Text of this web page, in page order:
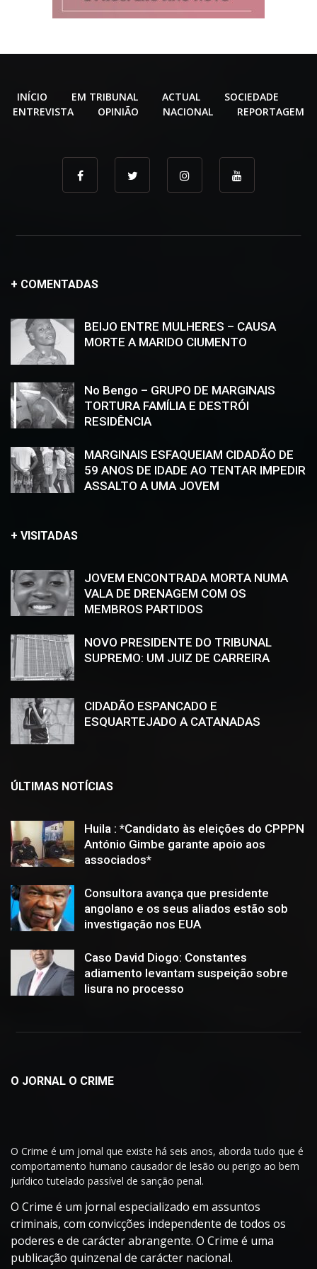
INÍCIO EM TRIBUNAL ACTUAL
SOCIEDADE
ENTREVISTA
OPINIÃO NACIONAL REPORTAGEM
+ COMENTADAS
BEIJO ENTRE MULHERES – CAUSA
MORTE A MARIDO CIUMENTO
No Bengo – GRUPO DE MARGINAIS
TORTURA FAMÍLIA E DESTRÓI
RESIDÊNCIA
MARGINAIS ESFAQUEIAM CIDADÃO DE
59 ANOS DE IDADE AO TENTAR IMPEDIR
ASSALTO A UMA JOVEM
+ VISITADAS
JOVEM ENCONTRADA MORTA NUMA
VALA DE DRENAGEM COM OS
MEMBROS PARTIDOS
NOVO PRESIDENTE DO TRIBUNAL
SUPREMO: UM JUIZ DE CARREIRA
CIDADÃO ESPANCADO E
ESQUARTEJADO A CATANADAS
ÚLTIMAS NOTÍCIAS
Huila : *Candidato às eleições do CPPPN
António Gimbe garante apoio aos
associados*
Consultora avança que presidente
angolano e os seus aliados estão sob
investigação nos EUA
Caso David Diogo: Constantes
adiamento levantam suspeição sobre
lisura no processo
O JORNAL O CRIME
O Crime é um jornal que existe há seis anos, aborda tudo que é
comportamento humano causador de lesão ou perigo ao bem
jurídico tutelado passível de sanção penal.
O Crime é um jornal especializado em assuntos
criminais, com convicções independente de todos os
poderes e de carácter abrangente. O Crime é uma
publicação quinzenal de carácter nacional.